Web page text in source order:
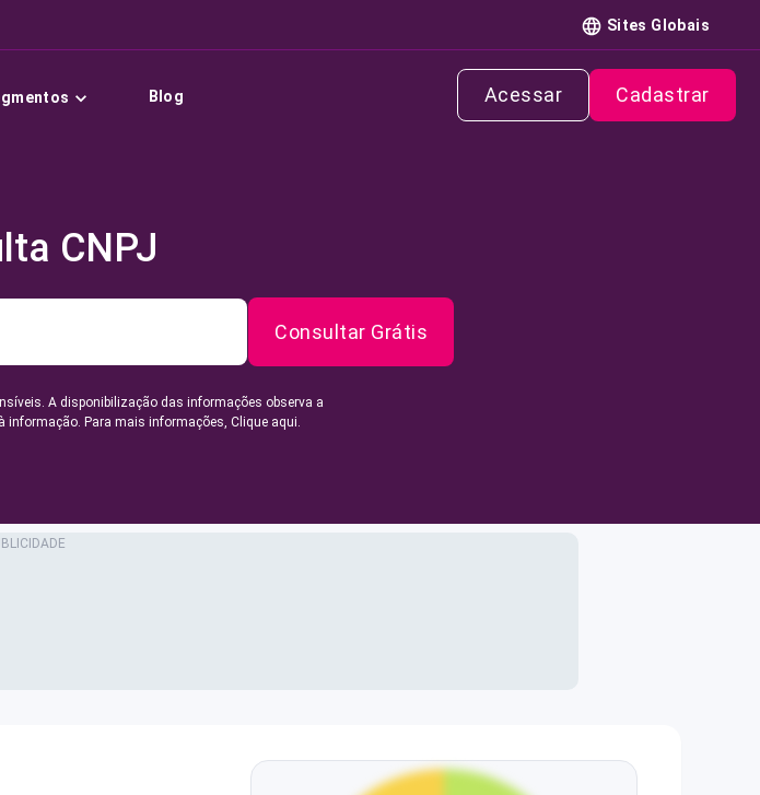
Sites Globais
Blog Acessar Cadastrar
CNPJ
Consultar Grátis
A disponibilização das informações observa a
informação. Para mais informações, Clique aqui.